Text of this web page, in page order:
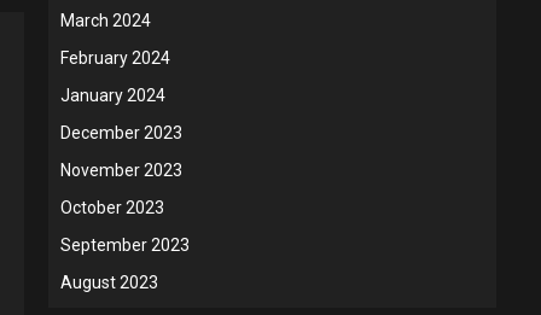
March 2024
February 2024
January 2024
December 2023
November 2023
October 2023
September 2023
August 2023